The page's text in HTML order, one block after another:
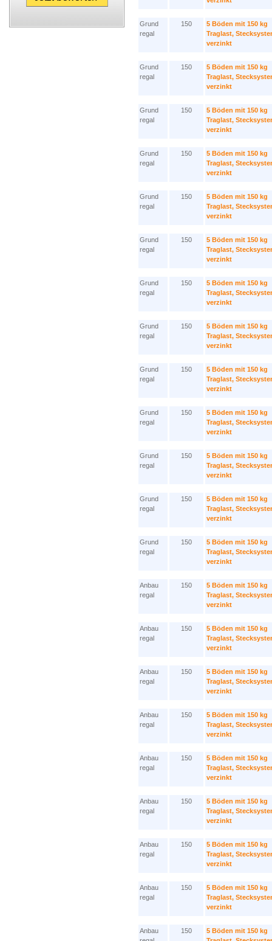
Grund
regal
150
5 Böden mit 150 kg
Traglast,
verzinkt
Grund
regal
150
5 Böden mit 150 kg
Traglast,
verzinkt
Grund
regal
150
5 Böden mit 150 kg
Traglast,
verzinkt
Grund
regal
150
5 Böden mit 150 kg
Traglast,
verzinkt
Grund
regal
150
5 Böden mit 150 kg
Traglast,
verzinkt
Grund
regal
150
5 Böden mit 150 kg
Traglast,
verzinkt
Grund
regal
150
5 Böden mit 150 kg
Traglast,
verzinkt
Grund
regal
150
5 Böden mit 150 kg
Traglast,
verzinkt
Grund
regal
150
5 Böden mit 150 kg
Traglast,
verzinkt
Grund
regal
150
5 Böden mit 150 kg
Traglast,
verzinkt
Grund
regal
150
5 Böden mit 150 kg
Traglast,
verzinkt
Grund
regal
150
5 Böden mit 150 kg
Traglast,
verzinkt
Grund
regal
150
5 Böden mit 150 kg
Traglast,
verzinkt
Anbau
regal
150
5 Böden mit 150 kg
Traglast,
verzinkt
Anbau
regal
150
5 Böden mit 150 kg
Traglast,
verzinkt
Anbau
regal
150
5 Böden mit 150 kg
Traglast,
verzinkt
Anbau
regal
150
5 Böden mit 150 kg
Traglast,
verzinkt
Anbau
regal
150
5 Böden mit 150 kg
Traglast,
verzinkt
Anbau
regal
150
5 Böden mit 150 kg
Traglast,
verzinkt
Anbau
regal
150
5 Böden mit 150 kg
Traglast,
verzinkt
Anbau
regal
150
5 Böden mit 150 kg
Traglast,
verzinkt
Anbau
150
5 Böden mit 150 kg